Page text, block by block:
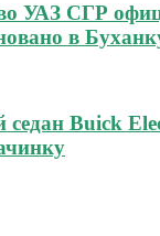
УАЗ СГР
в
Buick